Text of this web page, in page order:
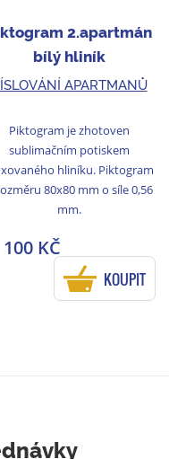
2.apartmán
bílý hliník
APARTMANŮ
Piktogram je zhotoven
sublimačním potiskem
hliníku. Piktogram
80x80 mm o síle 0,56
mm.
100 KČ
KOUPIT